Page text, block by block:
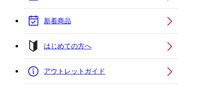
新着商品
はじめての方へ
アウトレットガイド